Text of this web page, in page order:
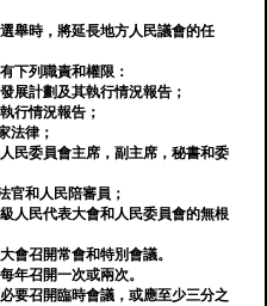
舉時，將延長地方人民議會的任
下列職責和權限：
展計劃及其執行情況報告；
行情況報告；
法律；
民委員會主席，副主席，秘書和委
官和人民陪審員；
人民代表大會和人民委員會的無根
會召開常會和特別會議。
年召開一次或兩次。
要召開臨時會議，或應至少三分之